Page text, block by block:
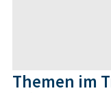
Themen im